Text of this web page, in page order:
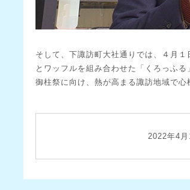
そして、下諏訪町大社通りでは、４月
とワッフルを組み合わせた「くろっふ
御柱祭に向け、熱が高まる諏訪地域で
2022年4